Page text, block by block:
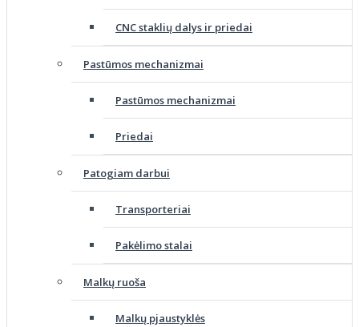
CNC staklių dalys ir priedai
Pastūmos mechanizmai
Pastūmos mechanizmai
Priedai
Patogiam darbui
Transporteriai
Pakėlimo stalai
Malkų ruoša
Malkų pjaustyklės